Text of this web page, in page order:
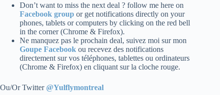
Don’t want to miss the next deal ? follow me here on
Facebook group or get notifications directly on your
phones, tablets or computers by clicking on the red bell
in the corner (Chrome & Firefox).
Ne manquez pas le prochain deal, suivez moi sur mon
Goupe Facebook ou recevez des notifications
directement sur vos téléphones, tablettes ou ordinateurs
(Chrome & Firefox) en cliquant sur la cloche rouge.
Ou/Or Twitter @Yulflymontreal